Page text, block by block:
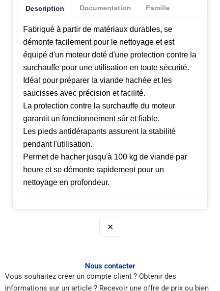
Description
Fabriqué à partir de matériaux durables, se
démonte facilement pour le nettoyage et est
équipé d'un moteur doté d'une protection contre la
surchauffe pour une utilisation en toute sécurité.
Idéal pour préparer la viande hachée et les
saucisses avec précision et facilité.
La protection contre la surchauffe du moteur
garantit un fonctionnement sûr et fiable.
Les pieds antidérapants assurent la stabilité
pendant l'utilisation.
Permet de hacher jusqu'à 100 kg de viande par
heure et se démonte rapidement pour un
nettoyage en profondeur.
Documentation Famille
✕
Nous contacter
Vous souhaitez créer un compte client ? Obtenir des
informations sur un article ? Recevoir une offre de prix ou bien